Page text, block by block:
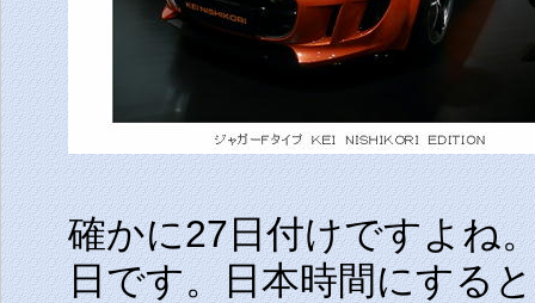
確かに27日付けですよね
日です。日本時間にする